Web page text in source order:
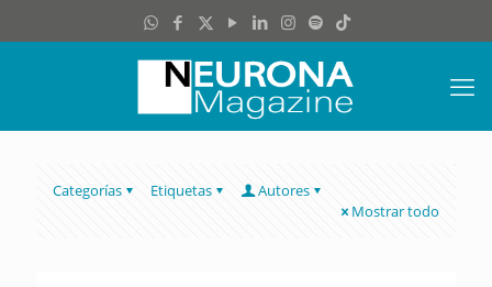
Categorías Etiquetas
Autores
Mostrar todo